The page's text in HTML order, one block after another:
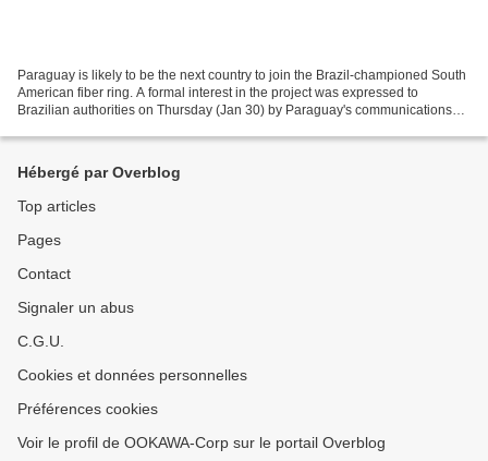
Paraguay is likely to be the next country to join the Brazil-championed South
American fiber ring. A formal interest in the project was expressed to
Brazilian authorities on Thursday (Jan 30) by Paraguay's communications
Hébergé par Overblog
Top articles
Pages
Contact
Signaler un abus
C.G.U.
Cookies et données personnelles
Préférences cookies
Voir le profil de OOKAWA-Corp sur le portail Overblog